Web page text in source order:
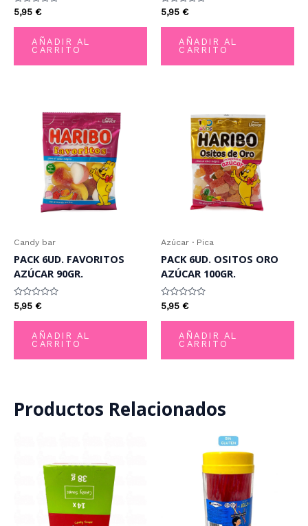
Valorado
con
0
5,95 €
AÑADIR AL
CARRITO
Valorado
con
0
5,95 €
AÑADIR AL
CARRITO
Candy bar
PACK 6UD. FAVORITOS
AZÚCAR 90GR.
Valorado
con
0
5,95 €
AÑADIR AL
CARRITO
Azúcar · Pica
PACK 6UD. OSITOS ORO
AZÚCAR 100GR.
Valorado
con
0
5,95 €
AÑADIR AL
CARRITO
Productos Relacionados